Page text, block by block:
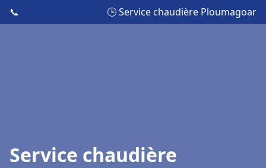
📞 🕒 Service chaudière Ploumagoar
Service chaudière